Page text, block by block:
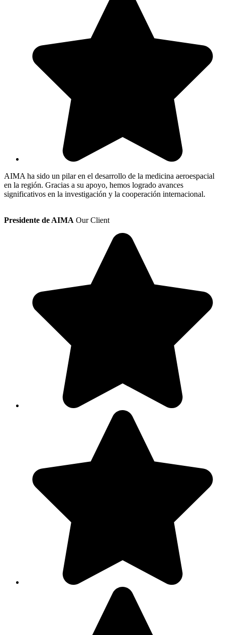
AIMA ha sido un pilar en el desarrollo de la medicina aeroespacial
en la región. Gracias a su apoyo, hemos logrado avances
significativos en la investigación y la cooperación internacional.
Presidente de AIMA Our Client